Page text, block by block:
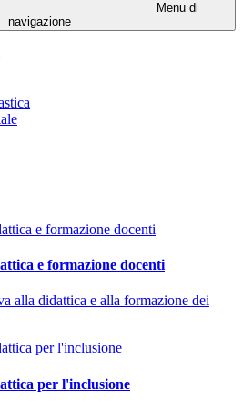
Menu di
navigazione
e formazione docenti
alla didattica e alla formazione dei
per l'inclusione